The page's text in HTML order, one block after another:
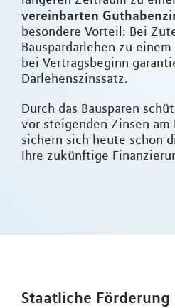
vereinbarten
besondere Vorteil: Bei
Bauspardarlehen zu
bei Vertragsbeginn
Darlehenszinssatz.
Durch das Bausparen
vor steigenden Zinsen am
sichern sich heute schon
Ihre zukünftige
Staatliche